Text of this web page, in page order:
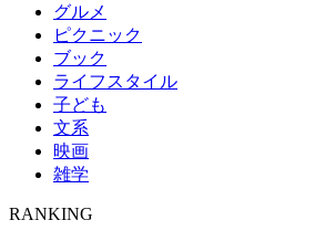
グルメ
ピクニック
ブック
ライフスタイル
子ども
文系
映画
雑学
RANKING